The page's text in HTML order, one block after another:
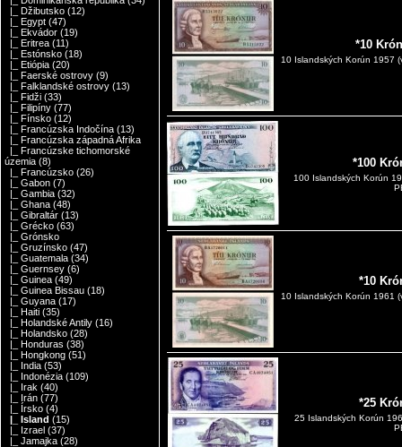
|_ Džibutsko (12)
|_ Egypt (47)
|_ Ekvádor (19)
|_ Eritrea (11)
|_ Estónsko (18)
|_ Etiópia (20)
|_ Faerské ostrovy (9)
|_ Falklandské ostrovy (13)
|_ Fidži (33)
|_ Filipíny (77)
|_ Fínsko (12)
|_ Francúzska Indočína (13)
|_ Francúzska západná Afrika
|_ Francúzske tichomorské
územia (8)
|_ Francúzsko (26)
|_ Gabon (7)
|_ Gambia (32)
|_ Ghana (48)
|_ Gibraltár (13)
|_ Grécko (63)
|_ Grónsko
|_ Gruzínsko (47)
|_ Guatemala (34)
|_ Guernsey (6)
|_ Guinea (49)
|_ Guinea Bissau (18)
|_ Guyana (17)
|_ Haiti (35)
|_ Holandské Antily (16)
|_ Holandsko (28)
|_ Honduras (38)
|_ Hongkong (51)
|_ India (53)
|_ Indonézia (109)
|_ Irak (40)
|_ Irán (77)
|_ Írsko (4)
|_ Island (15)
|_ Izrael (37)
|_ Jamajka (28)
*10
10 Islandských Korún 1957
*100
100 Islandských Korún
*10
10 Islandských Korún 1961
*25
25 Islandských Korún